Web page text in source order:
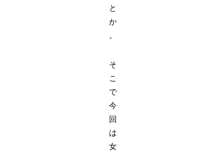
と
か
。
そ
こ
で
今
回
は
女